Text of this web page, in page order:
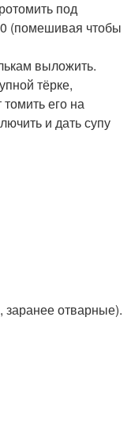
под
(помешивая чтобы
выложить.
тёрке,
томить его на
и дать супу
заранее отварные).